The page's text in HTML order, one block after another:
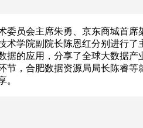
委员会主席朱勇、京东商城首席
术学院副院长陈恩红分别进行了
据的应用，分享了全球大数据产
节，合肥数据资源局局长陈睿等
。